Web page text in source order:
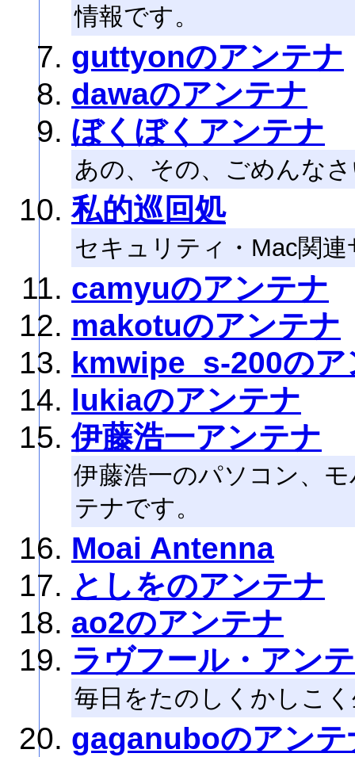
情報です。
guttyonのアンテナ
dawaのアンテナ
ぼくぼくアンテナ
あの、その、ごめんな
私的巡回処
セキュリティ・Mac関連
camyuのアンテナ
makotuのアンテナ
kmwipe_s-200のア
lukiaのアンテナ
伊藤浩一アンテナ
伊藤浩一のパソコン、
テナです。
Moai Antenna
としをのアンテナ
ao2のアンテナ
ラヴフール・アン
毎日をたのしくかしこ
gaganuboのアンテ